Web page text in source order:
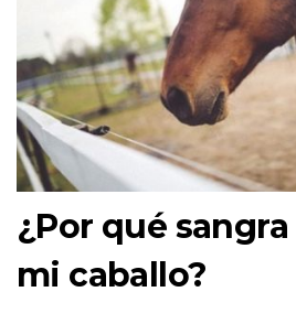
¿Por qué
mi caballo?